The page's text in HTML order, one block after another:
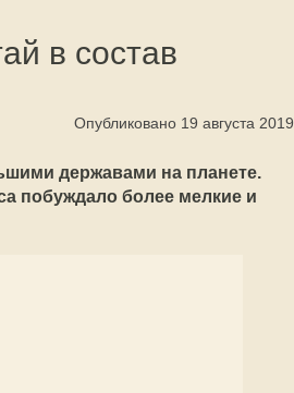
в состав
Опубликовано 19 августа 2019
державами на планете.
побуждало более мелкие и